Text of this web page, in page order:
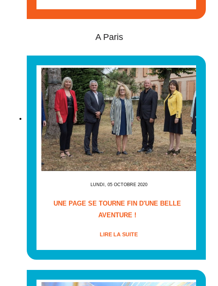
A Paris
LUNDI, 05 OCTOBRE 2020
UNE PAGE SE TOURNE FIN D'UNE BELLE
AVENTURE !
LIRE LA SUITE